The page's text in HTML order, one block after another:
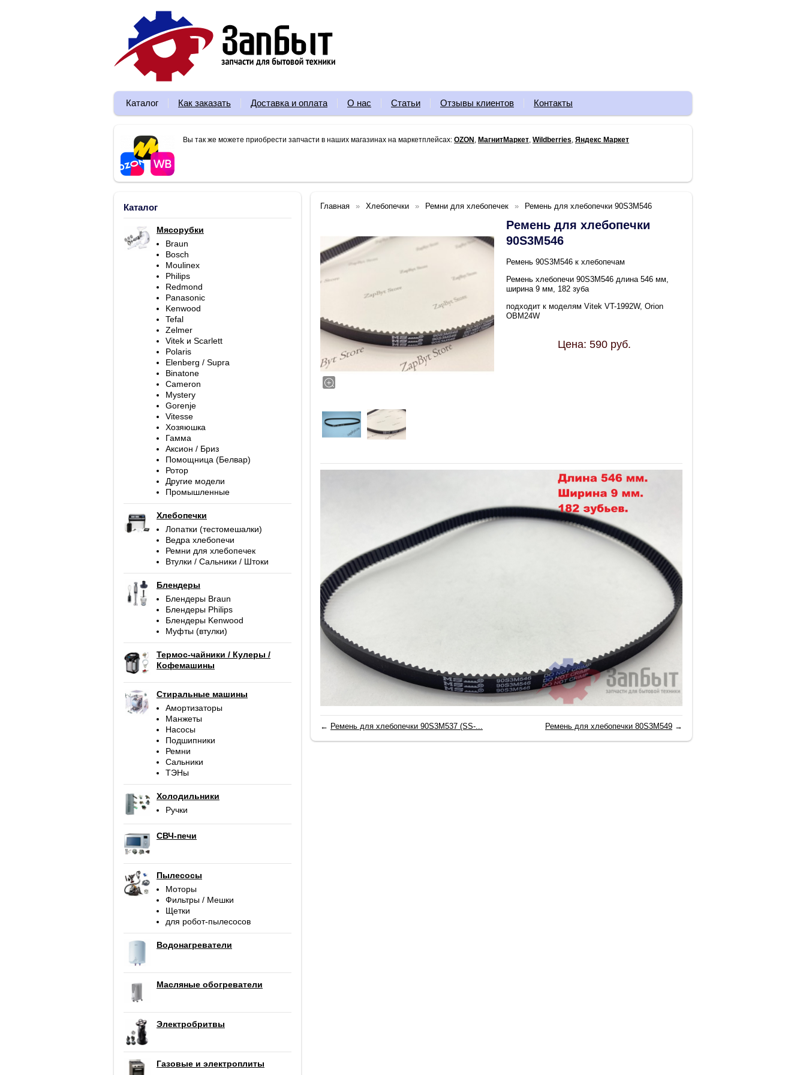
Каталог Как заказать Доставка и оплата О нас Статьи Отзывы клиентов Контакты
Вы так же можете приобрести запчасти в наших магазинах на маркетплейсах: OZON МагнитМаркет Wildberries Яндекс Маркет
Каталог
Мясорубки
Braun
Bosch
Moulinex
Philips
Redmond
Panasonic
Kenwood
Tefal
Zelmer
Vitek и Scarlett
Polaris
Elenberg / Supra
Binatone
Cameron
Mystery
Gorenje
Vitesse
Хозяюшка
Гамма
Аксион / Бриз
Помощница (Белвар)
Ротор
Другие модели
Промышленные
Хлебопечки
Лопатки (тестомешалки)
Ведра хлебопечи
Ремни для хлебопечек
Втулки / Сальники / Штоки
Блендеры
Блендеры Braun
Блендеры Philips
Блендеры Kenwood
Муфты (втулки)
Термос-чайники / Кулеры /
Кофемашины
Стиральные машины
Амортизаторы
Манжеты
Насосы
Подшипники
Ремни
Сальники
ТЭНы
Холодильники
Ручки
СВЧ-печи
Пылесосы
Моторы
Фильтры / Мешки
Щетки
для робот-пылесосов
Водонагреватели
Масляные обогреватели
Электробритвы
Газовые и электроплиты
Главная Хлебопечки Ремни для хлебопечек Ремень для хлебопечки 90S3M546
Ремень для хлебопечки
90S3M546
Ремень 90S3M546 к хлебопечам
Ремень хлебопечи 90S3M546 длина 546 мм,
ширина 9 мм, 182 зуба
подходит к моделям Vitek VT-1992W, Orion
OBM24W
Цена: 590 руб.
← Ремень для хлебопечки 90S3M537 (SS-... Ремень для хлебопечки 80S3M549 →